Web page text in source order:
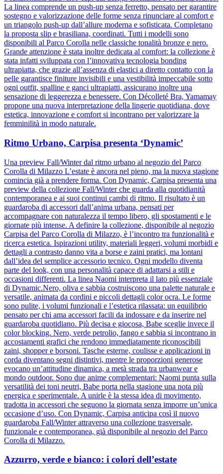
La linea comprende un push-up senza ferretto, pensato per garantire
sostegno e valorizzazione delle forme senza rinunciare al comfort e
un triangolo push-up dall’allure moderna e sofisticata. Completano
la proposta slip e brasiliana, coordinati. Tutti i modelli sono
disponibili al Parco Corolla nelle classiche tonalità bronze e nero.
Grande attenzione è stata inoltre dedicata al comfort: la collezione è
stata infatti sviluppata con l’innovativa tecnologia bonding
ultrapiatta, che grazie all’assenza di elastici a diretto contatto con la
pelle garantisce finiture invisibili e una vestibilità impeccabile sotto
ogni outfit, spalline e ganci ultrapiatti, assicurano inoltre una
sensazione di leggerezza e benessere. Con Décolleté Bra, Yamamay
propone una nuova interpretazione della lingerie quotidiana, dove
estetica, innovazione e comfort si incontrano per valorizzare la
femminilità in modo naturale.
Ritmo Urbano, Carpisa presenta ‘Dynamic’
Una preview Fall/Winter dal ritmo urbano al negozio del Parco
Corolla di Milazzo L’estate è ancora nel pieno, ma la nuova stagione
comincia già a prendere forma. Con Dynamic, Carpisa presenta una
preview della collezione Fall/Winter che guarda alla quotidianità
contemporanea e ai suoi continui cambi di ritmo. Il risultato è un
guardaroba di accessori dall’anima urbana, pensati per
accompagnare con naturalezza il tempo libero, gli spostamenti e le
giornate più intense. A definire la collezione, disponibile al negozio
Carpisa del Parco Corolla di Milazzo, è l’incontro tra funzionalità e
ricerca estetica. Ispirazioni utility, materiali leggeri, volumi morbidi e
dettagli a contrasto danno vita a borse e zaini pratici, ma lontani
dall’idea del semplice accessorio tecnico. Ogni modello diventa
parte del look, con una personalità capace di adattarsi a stili e
occasioni differenti. La linea Naomi interpreta il lato più essenziale
di Dynamic.Nero, oliva e sabbia costruiscono una palette naturale e
versatile, animata da cordini e piccoli dettagli color ocra. Le forme
sono pulite, i volumi funzionali e l’estetica rilassata: un equilibrio
pensato per chi ama accessori facili da indossare e da inserire nel
guardaroba quotidiano. Più decisa e giocosa, Babe sceglie invece il
color blocking. Nero, verde petrolio, fango e sabbia si incontrano in
accostamenti grafici che rendono immediatamente riconoscibili
zaini, shopper e borsoni. Tasche esterne, coulisse e applicazioni in
corda diventano segni distintivi, mentre le proporzioni generose
evocano un’attitudine dinamica, a metà strada tra urbanwear e
mondo outdoor. Sono due anime complementari: Naomi punta sulla
versatilità dei toni neutri, Babe porta nella stagione una nota più
energica e sperimentale. A unirle è la stessa idea di movimento,
tradotta in accessori che seguono la giornata senza imporre un’unica
occasione d’uso. Con Dynamic, Carpisa anticipa così il nuovo
guardaroba Fall/Winter attraverso una collezione trasversale,
funzionale e contemporanea, già disponibile al negozio del Parco
Corolla di Milazzo.
Azzurro, verde e bianco: i colori dell’estate